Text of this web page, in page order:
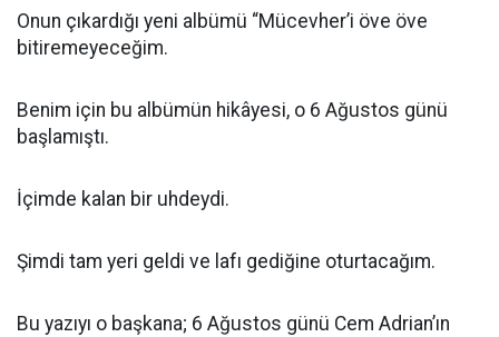
Onun çıkardığı yeni albümü “Mücevher’i öve öve
bitiremeyeceğim.
Benim için bu albümün hikâyesi, o 6 Ağustos günü
başlamıştı.
İçimde kalan bir uhdeydi.
Şimdi tam yeri geldi ve lafı gediğine oturtacağım.
Bu yazıyı o başkana; 6 Ağustos günü Cem Adrian’ın